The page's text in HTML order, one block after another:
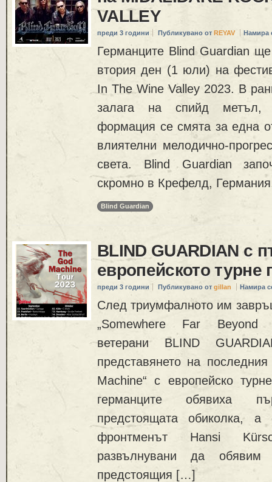
VALLEY
преди 3 години Публикувано от REYAV Намира
Германците Blind Guardian
втория ден (1 юли) на
In The Wine Valley 2023. В
залага на спийд метъл,
формация се смята за една
влиятелни мелодично-
света. Blind Guardian
скромно в Крефелд,
Blind Guardian
BLIND GUARDIAN с
европейското турне
преди 3 години Публикувано от gillan Намира
След триумфалното им
„Somewhere Far Beyond
ветерани BLIND
представянето на
Machine“ с европейско
германците обявиха
предстоящата обиколка, а
фронтменът Hansi
развълнувани да
предстоящия […]